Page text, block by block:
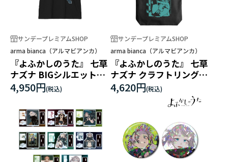
サンデープレミアムSHOP
arma bianca（アルマビアンカ）
『よふかしのうた』 七草
ナズナ BIGシルエットT
シャツユニセックス
4,950円
サンデープレミアムSHOP
arma bianca（アルマビアンカ）
『よふかしのうた』 七草
ナズナ クラフトリングシ
ョルダーバッグ
4,620円